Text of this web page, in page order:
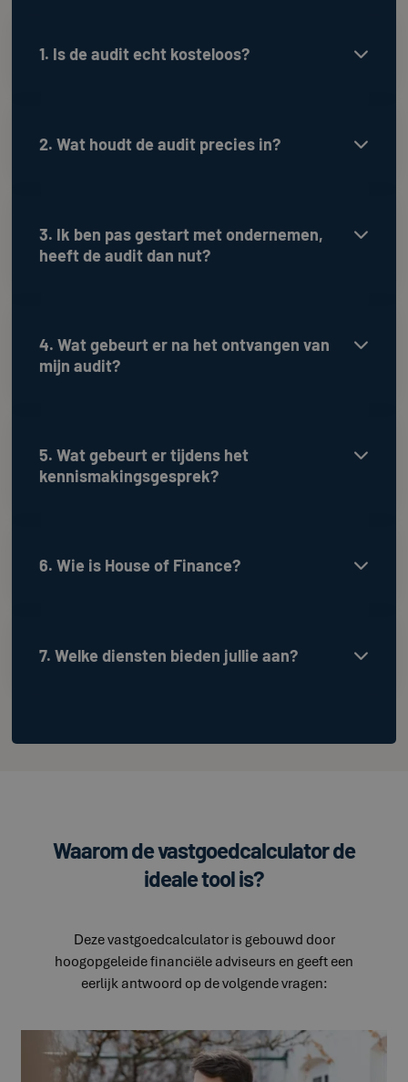
1. Is de audit echt kosteloos? 
2. Wat houdt de audit precies in? 
3. Ik ben pas gestart met ondernemen,
heeft de audit dan nut?

4. Wat gebeurt er na het ontvangen van
mijn audit?

5. Wat gebeurt er tijdens het
kennismakingsgesprek?

6. Wie is House of Finance? 
7. Welke diensten bieden jullie aan? 
Waarom de vastgoedcalculator de
ideale tool is?
Deze vastgoedcalculator is gebouwd door
hoogopgeleide financiële adviseurs en geeft een
eerlijk antwoord op de volgende vragen: